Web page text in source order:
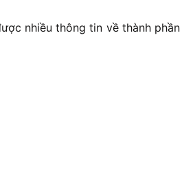
nhiều thông tin về thành